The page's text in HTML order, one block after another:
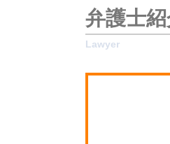
寄与分 相
遺留分侵
遺産分割
世田谷区
新宿区 刑事
新宿区 離婚
弁護士